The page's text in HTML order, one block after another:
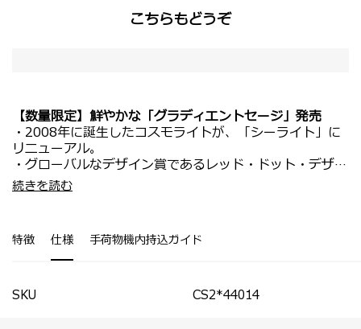
こちらもどうぞ
【数量限定】鮮やかな「グラディエントセージ」発売
・2008年に誕生したコスモライトが、「シーライト」に
リニューアル。
・グローバルなデザイン賞であるレッド・ドット・デザイ
ン賞のベストオブベストを受賞したシルエットはそのまま
継承。
縮ハンドルにデザインが変更され、進化して生まれ変わり
ました。
・本体には衝撃耐性と軽量性を兼ね備えた革新的素材
・内装ライニングには再生素材を採用。
・機内持ち込み対応サイズ。
・新幹線や電車などでの移動に便利で、国内旅行や短期の
・軽量のため持ち運びも楽々です。
・荷物が増えた際に容量を拡張できるエキスパンダブル機
能を搭載。
続きを読む
特徴 仕様 手荷物機内持込ガイド
SKU CS2*44014